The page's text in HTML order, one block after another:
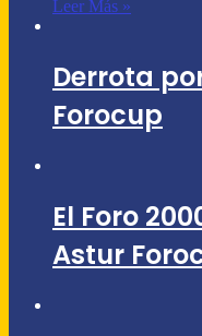
Leer Más »
Derrota
Forocup
El Foro
Astur